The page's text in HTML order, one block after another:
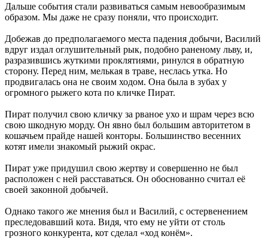
Дальше события стали развиваться самым невообразимым
образом. Мы даже не сразу поняли, что происходит.
Добежав до предполагаемого места падения добычи, Василий
вдруг издал оглушительный рык, подобно раненому льву, и,
разразившись жуткими проклятиями, ринулся в обратную
сторону. Перед ним, мелькая в траве, неслась утка. Но
продвигалась она не своим ходом. Она была в зубах у
огромного рыжего кота по кличке Пират.
Пират получил свою кличку за рваное ухо и шрам через всю
свою шкодную морду. Он явно был большим авторитетом в
кошачьем прайде нашей конторы. Большинство весенних
котят имели знакомый рыжий окрас.
Пират уже придушил свою жертву и совершенно не был
расположен с ней расставаться. Он обоснованно считал её
своей законной добычей.
Однако такого же мнения был и Василий, с остервенением
преследовавший кота. Видя, что ему не уйти от столь
грозного конкурента, кот сделал «ход конём».